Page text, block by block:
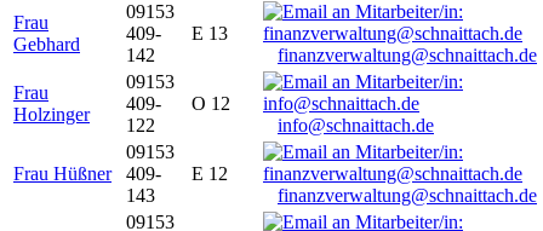
Frau
Gebhard
09153
409-
142
E 13
finanzverwaltung@schnaittach.de
Frau
Holzinger
09153
409-
122
O 12
info@schnaittach.de
Frau Hüßner
09153
409-
143
E 12
finanzverwaltung@schnaittach.de
09153